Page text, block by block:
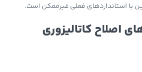
با استانداردهای فعلی غیرممکن است.
اصلاح کاتالیزوری